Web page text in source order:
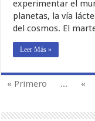
experimentar el
planetas, la vía
del cosmos. El
Leer Más »
« Primero ... «